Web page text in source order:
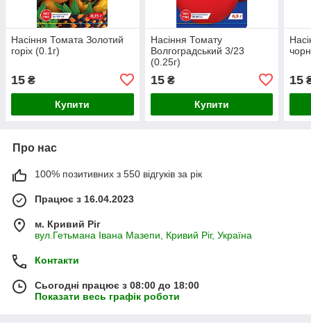
Насіння Томата Золотий
горіх (0.1г)
15 ₴
Купити
Насіння Томату
Волгоградський 3/23
(0.25г)
15₴
Купити
15
Про нас
100% позитивних з 550 відгуків за рік
Працює з 16.04.2023
м. Кривий Ріг
вул.Гетьмана Івана Мазепи, Кривий Ріг, Україна
Контакти
Сьогодні працює з 08:00 до 18:00
Показати весь графік роботи